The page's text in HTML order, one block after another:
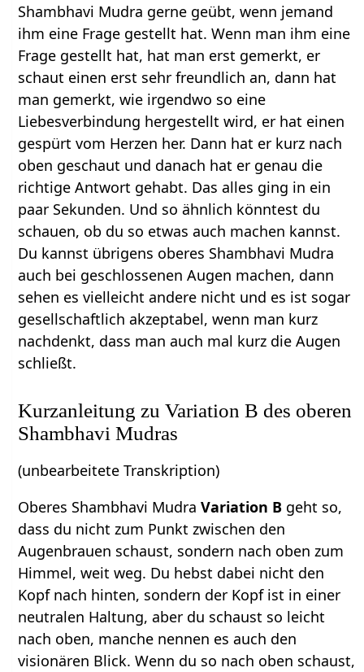
Shambhavi Mudra gerne geübt, wenn jemand
ihm eine Frage gestellt hat. Wenn man ihm eine
Frage gestellt hat, hat man erst gemerkt, er
schaut einen erst sehr freundlich an, dann hat
man gemerkt, wie irgendwo so eine
Liebesverbindung hergestellt wird, er hat einen
gespürt vom Herzen her. Dann hat er kurz nach
oben geschaut und danach hat er genau die
richtige Antwort gehabt. Das alles ging in ein
paar Sekunden. Und so ähnlich könntest du
schauen, ob du so etwas auch machen kannst.
Du kannst übrigens oberes Shambhavi Mudra
auch bei geschlossenen Augen machen, dann
sehen es vielleicht andere nicht und es ist sogar
gesellschaftlich akzeptabel, wenn man kurz
nachdenkt, dass man auch mal kurz die Augen
schließt.
Kurzanleitung zu Variation B des oberen
Shambhavi Mudras
(unbearbeitete Transkription)
Oberes Shambhavi MudraVariation B geht so,
dass du nicht zum Punkt zwischen den
Augenbrauen schaust, sondern nach oben zum
Himmel, weit weg. Du hebst dabei nicht den
Kopf nach hinten, sondern der Kopf ist in einer
neutralen Haltung, aber du schaust so leicht
nach oben, manche nennen es auch den
visionären Blick. Wenn du so nach oben schaust,